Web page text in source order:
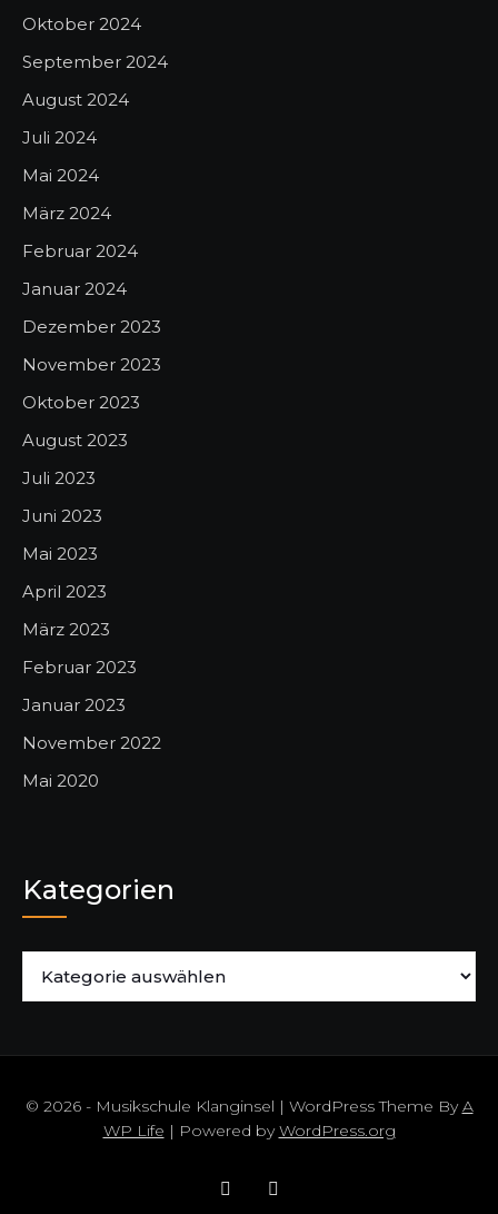
Oktober 2024
September 2024
August 2024
Juli 2024
Mai 2024
März 2024
Februar 2024
Januar 2024
Dezember 2023
November 2023
Oktober 2023
August 2023
Juli 2023
Juni 2023
Mai 2023
April 2023
März 2023
Februar 2023
Januar 2023
November 2022
Mai 2020
Kategorien
© 2026 - Musikschule Klanginsel | WordPress Theme ByA
WP Life | Powered byWordPress.org